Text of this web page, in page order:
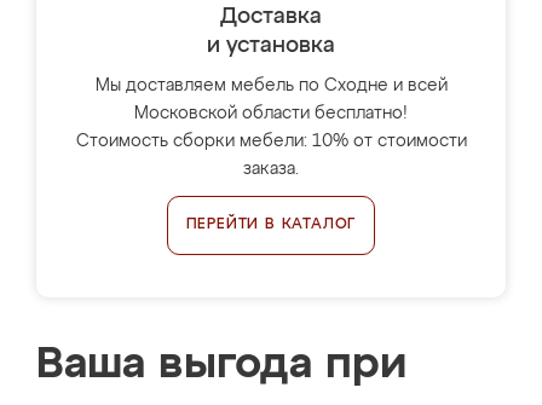
Доставка
и установка
Мы доставляем мебель по Сходне и всей
Московской области бесплатно!
Стоимость сборки мебели: 10% от стоимости
заказа.
ПЕРЕЙТИ В КАТАЛОГ
Ваша выгода при